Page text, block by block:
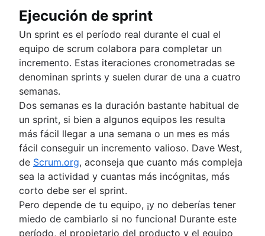
Ejecución de sprint
Un sprint es el período real durante el cual el
equipo de scrum colabora para completar un
incremento. Estas iteraciones cronometradas se
denominan sprints y suelen durar de una a cuatro
semanas.
Dos semanas es la duración bastante habitual de
un sprint, si bien a algunos equipos les resulta
más fácil llegar a una semana o un mes es más
fácil conseguir un incremento valioso. Dave West,
de Scrum.org, aconseja que cuanto más compleja
sea la actividad y cuantas más incógnitas, más
corto debe ser el sprint.
Pero depende de tu equipo, ¡y no deberías tener
miedo de cambiarlo si no funciona! Durante este
período, el propietario del producto y el equipo